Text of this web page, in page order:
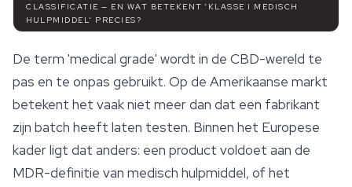
CLASSIFICATIE — EN WAT BETEKENT 'KLASSE I MEDISCH
HULPMIDDEL' PRECIES?
De term 'medical grade' wordt in de CBD-wereld te
pas en te onpas gebruikt. Op de Amerikaanse markt
betekent het vaak niet meer dan dat een fabrikant
zijn batch heeft laten testen. Binnen het Europese
kader ligt dat anders: een product voldoet aan de
MDR-definitie van medisch hulpmiddel, of het